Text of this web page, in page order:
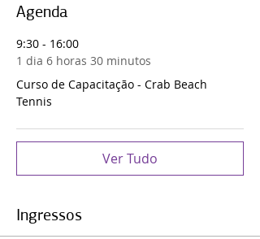
Agenda
9:30 - 16:00
1 dia 6 horas 30 minutos
Curso de Capacitação - Crab Beach
Tennis
Ver Tudo
Ingressos